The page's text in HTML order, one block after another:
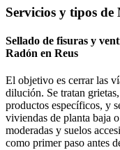
Servicios y tipos
Sellado de fisuras y
Radón en Reus
El objetivo es cerrar las
dilución. Se tratan
productos específicos, y
viviendas de planta baja
moderadas y suelos
como primer paso antes